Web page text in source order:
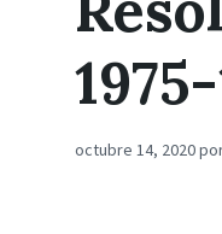
octubre 14, 2020